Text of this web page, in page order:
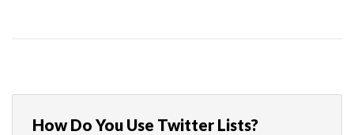
How Do You Use Twitter Lists?